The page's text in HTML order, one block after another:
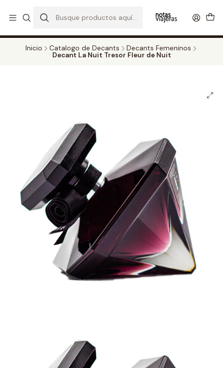
TODOS LOS DECANTS
Inicio Catalogo de Decants
Decants Femeninos
Decant La Nuit Tresor Fleur de Nuit